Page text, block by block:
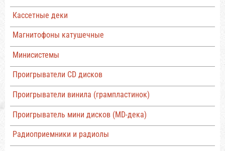
Кассетные деки
Магнитофоны катушечные
Минисистемы
Проигрыватели CD дисков
Проигрыватели винила (грампластинок)
Проигрыватель мини дисков (MD-дека)
Радиоприемники и радиолы